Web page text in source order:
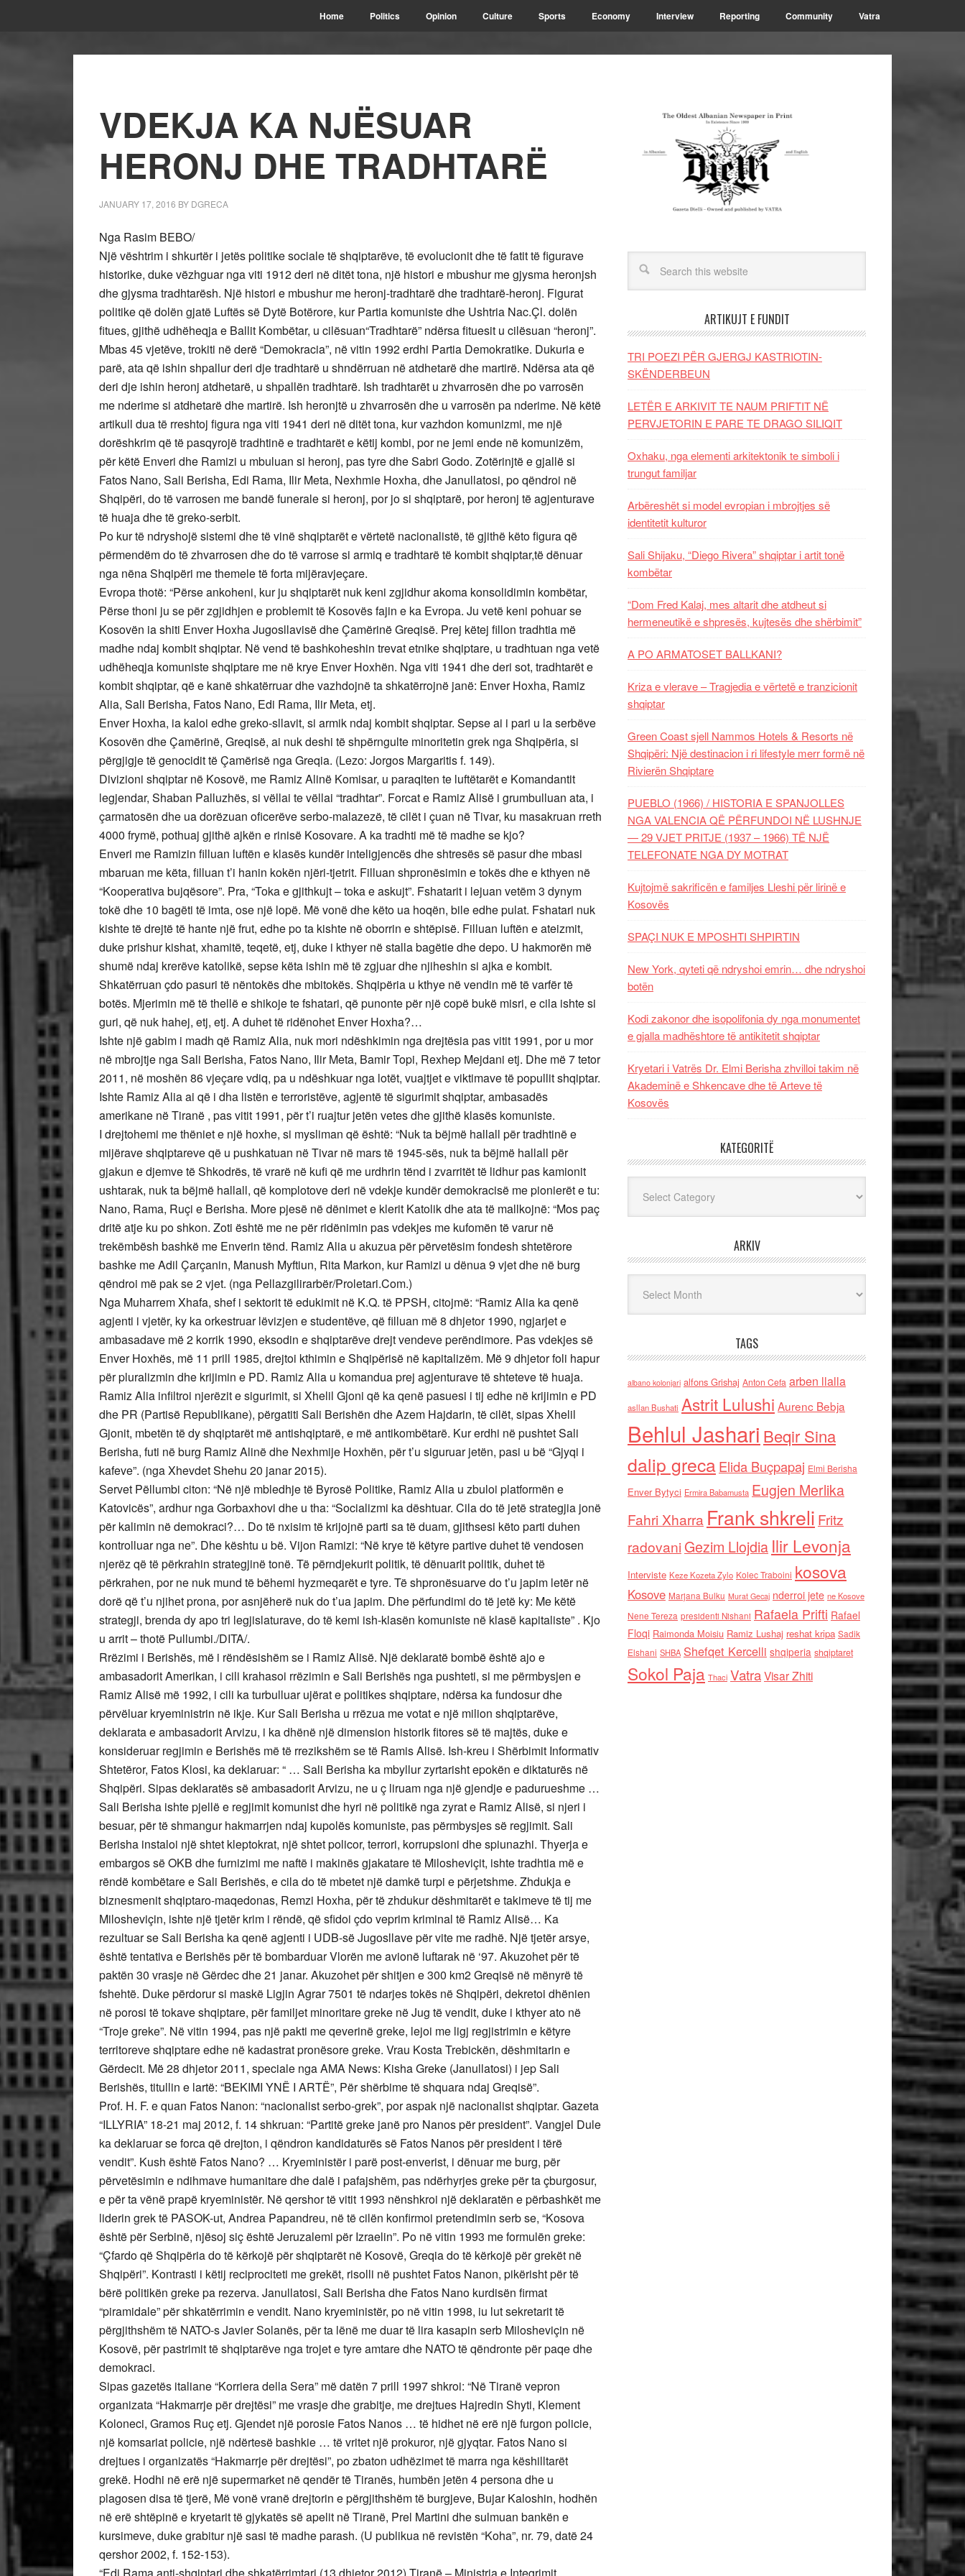
Home Politics Opinion Culture Sports Economy Interview Reporting Community Vatra
VDEKJA KA NJËSUAR
HERONJ DHE TRADHTARË
JANUARY 17, 2016 BY DGRECA
Nga Rasim BEBO/
Një vështrim i shkurtër i jetës politike sociale të shqiptarëve, të evolucionit dhe të fatit të figurave
historike, duke vëzhguar nga viti 1912 deri në ditët tona, një histori e mbushur me gjysma heronjsh
dhe gjysma tradhtarësh. Një histori e mbushur me heronj-tradhtarë dhe tradhtarë-heronj. Figurat
politike që dolën gjatë Luftës së Dytë Botërore, kur Partia komuniste dhe Ushtria Nac.Çl. dolën
fitues, gjithë udhëheqja e Ballit Kombëtar, u cilësuan“Tradhtarë” ndërsa fituesit u cilësuan “heronj”.
Mbas 45 vjetëve, trokiti në derë “Demokracia”, në vitin 1992 erdhi Partia Demokratike. Dukuria e
parë, ata që ishin shpallur deri dje tradhtarë u shndërruan në atdhetarë dhe martirë. Ndërsa ata që
deri dje ishin heronj atdhetarë, u shpallën tradhtarë. Ish tradhtarët u zhvarrosën dhe po varrosën
me nderime si atdhetarë dhe martirë. Ish heronjtë u zhvarrosën dhe u varrosën pa nderime. Në këtë
artikull dua të rreshtoj figura nga viti 1941 deri në ditët tona, kur vazhdon komunizmi, me një
dorëshkrim që të pasqyrojë tradhtinë e tradhtarët e këtij kombi, por ne jemi ende në komunizëm,
për këtë Enveri dhe Ramizi u mbuluan si heronj, pas tyre dhe Sabri Godo. Zotërinjtë e gjallë si
Fatos Nano, Sali Berisha, Edi Rama, Ilir Meta, Nexhmie Hoxha, dhe Janullatosi, po qëndroi në
Shqipëri, do të varrosen me bandë funerale si heronj, por jo si shqiptarë, por heronj të agjenturave
të huaja dhe të greko-serbit.
Po kur të ndryshojë sistemi dhe të vinë shqiptarët e vërtetë nacionalistë, të gjithë këto figura që
përmendëm do të zhvarrosen dhe do të varrose si armiq e tradhtarë të kombit shqiptar,të dënuar
nga nëna Shqipëri me themele të forta mijëravjeçare.
Evropa thotë: “Përse ankoheni, kur ju shqiptarët nuk keni zgjidhur akoma konsolidimin kombëtar,
Përse thoni ju se për zgjidhjen e problemit të Kosovës fajin e ka Evropa. Ju vetë keni pohuar se
Kosovën ia shiti Enver Hoxha Jugosllavisë dhe Çamërinë Greqisë. Prej këtej fillon tradhtia më
madhe ndaj kombit shqiptar. Në vend të bashkoheshin trevat etnike shqiptare, u tradhtuan nga vetë
udhëheqja komuniste shqiptare me në krye Enver Hoxhën. Nga viti 1941 dhe deri sot, tradhtarët e
kombit shqiptar, që e kanë shkatërruar dhe vazhdojnë ta shkatërrojnë janë: Enver Hoxha, Ramiz
Alia, Sali Berisha, Fatos Nano, Edi Rama, Ilir Meta, etj.
Enver Hoxha, ia kaloi edhe greko-sllavit, si armik ndaj kombit shqiptar. Sepse ai i pari u la serbëve
Kosovën dhe Çamërinë, Greqisë, ai nuk deshi të shpërngulte minoritetin grek nga Shqipëria, si
përgjigje të genocidit të Çamërisë nga Greqia. (Lezo: Jorgos Margaritis f. 149).
Divizioni shqiptar në Kosovë, me Ramiz Alinë Komisar, u paraqiten te luftëtarët e Komandantit
legjendar, Shaban Palluzhës, si vëllai te vëllai “tradhtar”. Forcat e Ramiz Alisë i grumbulluan ata, i
çarmatosën dhe ua dorëzuan oficerëve serbo-malazezë, të cilët i çuan në Tivar, ku masakruan rreth
4000 frymë, pothuaj gjithë ajkën e rinisë Kosovare. A ka tradhti më të madhe se kjo?
Enveri me Ramizin filluan luftën e klasës kundër inteligjencës dhe shtresës së pasur dhe mbasi
mbaruan me këta, filluan t’i hanin kokën njëri-tjetrit. Filluan shpronësimin e tokës dhe e kthyen në
“Kooperativa bujqësore”. Pra, “Toka e gjithkujt – toka e askujt”. Fshatarit i lejuan vetëm 3 dynym
tokë dhe 10 bagëti të imta, ose një lopë. Më vonë dhe këto ua hoqën, bile edhe pulat. Fshatari nuk
kishte të drejtë të hante një frut, edhe po ta kishte në oborrin e shtëpisë. Filluan luftën e ateizmit,
duke prishur kishat, xhamitë, teqetë, etj, duke i kthyer në stalla bagëtie dhe depo. U hakmorën më
shumë ndaj krerëve katolikë, sepse këta ishin më të zgjuar dhe njiheshin si ajka e kombit.
Shkatërruan çdo pasuri të nëntokës dhe mbitokës. Shqipëria u kthye në vendin më të varfër të
botës. Mjerimin më të thellë e shikoje te fshatari, që punonte për një copë bukë misri, e cila ishte si
guri, që nuk hahej, etj, etj. A duhet të ridënohet Enver Hoxha?…
Ishte një gabim i madh që Ramiz Alia, nuk mori ndëshkimin nga drejtësia pas vitit 1991, por u mor
në mbrojtje nga Sali Berisha, Fatos Nano, Ilir Meta, Bamir Topi, Rexhep Mejdani etj. Dhe më 7 tetor
2011, në moshën 86 vjeçare vdiq, pa u ndëshkuar nga lotët, vuajtjet e viktimave të popullit shqiptar.
Ishte Ramiz Alia ai që i dha listën e terroristëve, agjentë të sigurimit shqiptar, ambasadës
amerikane në Tiranë , pas vitit 1991, për t’i ruajtur jetën vetes dhe gjithë klasës komuniste.
I drejtohemi me thëniet e një hoxhe, si mysliman që është: “Nuk ta bëjmë hallall për tradhtinë e
mijërave shqiptareve që u pushkatuan në Tivar në mars të 1945-sës, nuk ta bëjmë hallall për
gjakun e djemve të Shkodrës, të vrarë në kufi që me urdhrin tënd i zvarritët të lidhur pas kamionit
ushtarak, nuk ta bëjmë hallall, që komplotove deri në vdekje kundër demokracisë me pionierët e tu:
Nano, Rama, Ruçi e Berisha. More pjesë në dënimet e klerit Katolik dhe ata të mallkojnë: “Mos paç
dritë atje ku po shkon. Zoti është me ne për ridënimin pas vdekjes me kufomën të varur në
trekëmbësh bashkë me Enverin tënd. Ramiz Alia u akuzua për përvetësim fondesh shtetërore
bashke me Adil Çarçanin, Manush Myftiun, Rita Markon, kur Ramizi u dënua 9 vjet dhe në burg
qëndroi më pak se 2 vjet. (nga Pellazgilirarbër/Proletari.Com.)
Nga Muharrem Xhafa, shef i sektorit të edukimit në K.Q. të PPSH, citojmë: “Ramiz Alia ka qenë
agjenti i vjetër, ky ka orkestruar lëvizjen e studentëve, që filluan më 8 dhjetor 1990, ngjarjet e
ambasadave më 2 korrik 1990, eksodin e shqiptarëve drejt vendeve perëndimore. Pas vdekjes së
Enver Hoxhës, më 11 prill 1985, drejtoi kthimin e Shqipërisë në kapitalizëm. Më 9 dhjetor foli hapur
për pluralizmin dhe krijimin e PD. Ramiz Alia u komandua prej agjenturave të shteteve të huaja.
Ramiz Alia infiltroi njerëzit e sigurimit, si Xhelil Gjoni që ka qenë pasuesi i tij edhe në krijimin e PD
dhe PR (Partisë Republikane), përgatiti Sali Berishën dhe Azem Hajdarin, të cilët, sipas Xhelil
Gjonit, mbetën të dy shqiptarët më antishqiptarë, e më antikombëtarë. Kur erdhi në pushtet Sali
Berisha, futi në burg Ramiz Alinë dhe Nexhmije Hoxhën, për t’u siguruar jetën, pasi u bë “Gjyqi i
kafeve”. (nga Xhevdet Shehu 20 janar 2015).
Servet Pëllumbi citon: “Në një mbledhje të Byrosë Politike, Ramiz Alia u zbuloi platformën e
Katovicës”, ardhur nga Gorbaxhovi dhe u tha: “Socializmi ka dështuar. Cila do të jetë strategjia jonë
për kalimin në demokraci?… Do të nxisim të krijojnë parti sa të duam, gjithsesi këto parti duhen
kontrolluar nga ne”. Dhe kështu u bë. Vijon Ramizi: “Në krye të këtyre partive duhet të vendosen
njerëz që të përkrahin strategjinë tonë. Të përndjekurit politik, të dënuarit politik, duhet të
përkrahen, por ne nuk mund të bëhemi hyzmeqarët e tyre. Të shpronësuarve do t’u japim letër në
dorë që t’u njihet prona, por asnjëherë nuk do t’ua japim. Dhe përfundimi do të jetë ky: Me këtë
strategji, brenda dy apo tri legjislaturave, do të kemi ish-klasën komuniste në klasë kapitaliste” . Kjo
u arrit – thotë Pullumbi./DITA/.
Rrëzimi i Berishës, më i rëndësishëm se i Ramiz Alisë. Një deklaratë bombë është ajo e
ambasadorit Amerikan, i cili krahasoi rrëzimin e Sali Berishës nga pushteti, si me përmbysjen e
Ramiz Alisë më 1992, i cili ka turbulluar ujërat e politikes shqiptare, ndërsa ka fundosur dhe
përvëluar kryeministrin në ikje. Kur Sali Berisha u rrëzua me votat e një milion shqiptarëve,
deklarata e ambasadorit Arvizu, i ka dhënë një dimension historik fitores së të majtës, duke e
konsideruar regjimin e Berishës më të rrezikshëm se të Ramis Alisë. Ish-kreu i Shërbimit Informativ
Shtetëror, Fatos Klosi, ka deklaruar: “ … Sali Berisha ka mbyllur zyrtarisht epokën e diktaturës në
Shqipëri. Sipas deklaratës së ambasadorit Arvizu, ne u ç liruam nga një gjendje e padurueshme …
Sali Berisha ishte pjellë e regjimit komunist dhe hyri në politikë nga zyrat e Ramiz Alisë, si njeri i
besuar, për të shmangur hakmarrjen ndaj kupolës komuniste, pas përmbysjes së regjimit. Sali
Berisha instaloi një shtet kleptokrat, një shtet policor, terrori, korrupsioni dhe spiunazhi. Thyerja e
embargos së OKB dhe furnizimi me naftë i makinës gjakatare të Milosheviçit, ishte tradhtia më e
rëndë kombëtare e Sali Berishës, e cila do të mbetet një damkë turpi e përjetshme. Zhdukja e
biznesmenit shqiptaro-maqedonas, Remzi Hoxha, për të zhdukur dëshmitarët e takimeve të tij me
Milosheviçin, ishte një tjetër krim i rëndë, që sfidoi çdo veprim kriminal të Ramiz Alisë… Ka
rezultuar se Sali Berisha ka qenë agjenti i UDB-së Jugosllave për vite me radhë. Një tjetër arsye,
është tentativa e Berishës për të bombarduar Vlorën me avionë luftarak në ‘97. Akuzohet për të
paktën 30 vrasje në Gërdec dhe 21 janar. Akuzohet për shitjen e 300 km2 Greqisë në mënyrë të
fshehtë. Duke përdorur si maskë Ligjin Agrar 7501 të ndarjes tokës në Shqipëri, dekretoi dhënien
në porosi të tokave shqiptare, për familjet minoritare greke në Jug të vendit, duke i kthyer ato në
“Troje greke”. Në vitin 1994, pas një pakti me qeverinë greke, lejoi me ligj regjistrimin e këtyre
territoreve shqiptare edhe në kadastrat pronësore greke. Vrau Kosta Trebickën, dëshmitarin e
Gërdecit. Më 28 dhjetor 2011, speciale nga AMA News: Kisha Greke (Janullatosi) i jep Sali
Berishës, titullin e lartë: “BEKIMI YNË I ARTË”, Për shërbime të shquara ndaj Greqisë”.
Prof. H. F. e quan Fatos Nanon: “nacionalist serbo-grek”, por aspak një nacionalist shqiptar. Gazeta
“ILLYRIA” 18-21 maj 2012, f. 14 shkruan: “Partitë greke janë pro Nanos për president”. Vangjel Dule
ka deklaruar se forca që drejton, i qëndron kandidaturës së Fatos Nanos për president i tërë
vendit”. Kush është Fatos Nano? … Kryeministër i parë post-enverist, i dënuar me burg, për
përvetësimin e ndihmave humanitare dhe dalë i pafajshëm, pas ndërhyrjes greke për ta çburgosur,
e për ta vënë prapë kryeministër. Në qershor të vitit 1993 nënshkroi një deklaratën e përbashkët me
liderin grek të PASOK-ut, Andrea Papandreu, në të cilën konfirmoi pretendimin serb se, “Kosova
është për Serbinë, njësoj siç është Jeruzalemi për Izraelin”. Po në vitin 1993 me formulën greke:
“Çfardo që Shqipëria do të kërkojë për shqiptarët në Kosovë, Greqia do të kërkojë për grekët në
Shqipëri”. Kontrasti i këtij reciprociteti me grekët, risolli në pushtet Fatos Nanon, pikërisht për të
bërë politikën greke pa rezerva. Janullatosi, Sali Berisha dhe Fatos Nano kurdisën firmat
“piramidale” për shkatërrimin e vendit. Nano kryeministër, po në vitin 1998, iu lut sekretarit të
përgjithshëm të NATO-s Javier Solanës, për ta lënë me duar të lira kasapin serb Milosheviçin në
Kosovë, për pastrimit të shqiptarëve nga trojet e tyre amtare dhe NATO të qëndronte për paqe dhe
demokraci.
Sipas gazetës italiane “Korriera della Sera” më datën 7 prill 1997 shkroi: “Në Tiranë vepron
organizata “Hakmarrje për drejtësi” me vrasje dhe grabitje, me drejtues Hajredin Shyti, Klement
Koloneci, Gramos Ruç etj. Gjendet një porosie Fatos Nanos … të hidhet në erë një furgon policie,
një komsariat policie, një ndërtesë bashkie … të vritet një prokuror, një gjyqtar. Fatos Nano si
drejtues i organizatës “Hakmarrje për drejtësi”, po zbaton udhëzimet të marra nga këshilltarët
grekë. Hodhi në erë një supermarket në qendër të Tiranës, humbën jetën 4 persona dhe u
plagosen disa të tjerë, Më vonë vranë drejtorin e përgjithshëm të burgjeve, Bujar Kaloshin, hodhën
në erë shtëpinë e kryetarit të gjykatës së apelit në Tiranë, Prel Martini dhe sulmuan bankën e
kursimeve, duke grabitur një sasi të madhe parash. (U publikua në revistën “Koha”, nr. 79, datë 24
qershor 2002, f. 152-153).
ARTIKUJT E FUNDIT
TRI POEZI PËR GJERGJ KASTRIOTIN-
SKËNDERBEUN
LETËR E ARKIVIT TE NAUM PRIFTIT NË
PERVJETORIN E PARE TE DRAGO SILIQIT
Oxhaku, nga elementi arkitektonik te simboli i
trungut familjar
Arbëreshët si model evropian i mbrojtjes së
identitetit kulturor
Sali Shijaku, “Diego Rivera” shqiptar i artit tonë
kombëtar
“Dom Fred Kalaj, mes altarit dhe atdheut si
hermeneutikë e shpresës, kujtesës dhe shërbimit”
A PO ARMATOSET BALLKANI?
Kriza e vlerave – Tragjedia e vërtetë e tranzicionit
shqiptar
Green Coast sjell Nammos Hotels & Resorts në
Shqipëri: Një destinacion i ri lifestyle merr formë në
Rivierën Shqiptare
PUEBLO (1966) / HISTORIA E SPANJOLLES
NGA VALENCIA QË PËRFUNDOI NË LUSHNJE
— 29 VJET PRITJE (1937 – 1966) TË NJË
TELEFONATE NGA DY MOTRAT
Kujtojmë sakrificën e familjes Lleshi për lirinë e
Kosovës
SPAÇI NUK E MPOSHTI SHPIRTIN
New York, qyteti që ndryshoi emrin… dhe ndryshoi
botën
Kodi zakonor dhe isopolifonia dy nga monumentet
e gjalla madhështore të antikitetit shqiptar
Kryetari i Vatrës Dr. Elmi Berisha zhvilloi takim në
Akademinë e Shkencave dhe të Arteve të
Kosovës
KATEGORITË
ARKIV
TAGS
albano kolonjari alfons Grishaj Anton Cefa arben llalla
asllan Bushati Astrit Lulushi Aurenc Bebja
Behlul Jashari Beqir Sina
dalip grecaElida Buçpapaj Elmi Berisha
Enver Bytyci Ermira Babamusta Eugjen Merlika
Fahri Xharra Frank shkreli Fritz
radovaniGezim Llojdia Ilir Levonja
Interviste Keze Kozeta Zylo Kolec Traboini kosova
Kosove Marjana Bulku Murat Gecaj nderroi jete ne Kosove
Nene Tereza presidenti Nishani Rafaela Prifti Rafael
Floqi Raimonda Moisiu Ramiz Lushaj reshat kripa Sadik
Elshani SHBA Shefqet Kercelli shqiperia shqiptaret
Sokol Paja Thaci VatraVisar Zhiti